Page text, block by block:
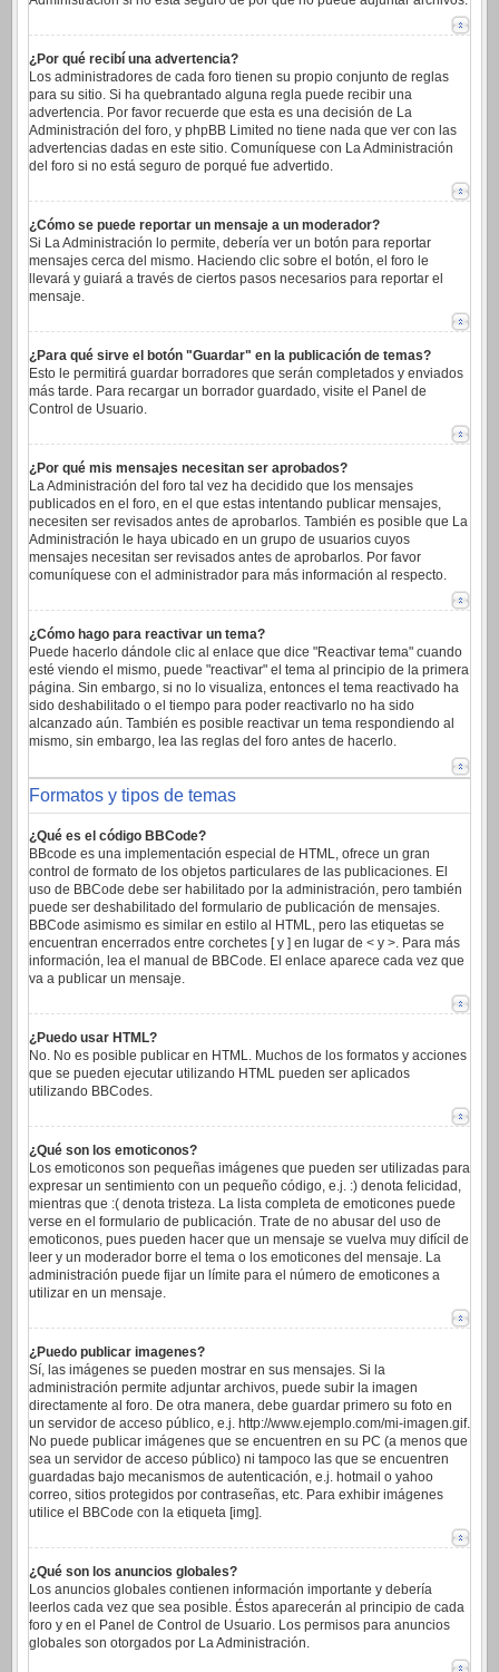
¿Por qué recibí una advertencia?
Los administradores de cada foro tienen su propio conjunto de reglas
para su sitio. Si ha quebrantado alguna regla puede recibir una
advertencia. Por favor recuerde que esta es una decisión de La
Administración del foro, y phpBB Limited no tiene nada que ver con las
advertencias dadas en este sitio. Comuníquese con La Administración
del foro si no está seguro de porqué fue advertido.
¿Cómo se puede reportar un mensaje a un moderador?
Si La Administración lo permite, debería ver un botón para reportar
mensajes cerca del mismo. Haciendo clic sobre el botón, el foro le
llevará y guiará a través de ciertos pasos necesarios para reportar el
mensaje.
¿Para qué sirve el botón "Guardar" en la publicación de temas?
Esto le permitirá guardar borradores que serán completados y enviados
más tarde. Para recargar un borrador guardado, visite el Panel de
Control de Usuario.
¿Por qué mis mensajes necesitan ser aprobados?
La Administración del foro tal vez ha decidido que los mensajes
publicados en el foro, en el que estas intentando publicar mensajes,
necesiten ser revisados antes de aprobarlos. También es posible que La
Administración le haya ubicado en un grupo de usuarios cuyos
mensajes necesitan ser revisados antes de aprobarlos. Por favor
comuníquese con el administrador para más información al respecto.
¿Cómo hago para reactivar un tema?
Puede hacerlo dándole clic al enlace que dice "Reactivar tema" cuando
esté viendo el mismo, puede "reactivar" el tema al principio de la primera
página. Sin embargo, si no lo visualiza, entonces el tema reactivado ha
sido deshabilitado o el tiempo para poder reactivarlo no ha sido
alcanzado aún. También es posible reactivar un tema respondiendo al
mismo, sin embargo, lea las reglas del foro antes de hacerlo.
Formatos y tipos de temas
¿Qué es el código BBCode?
BBcode es una implementación especial de HTML, ofrece un gran
control de formato de los objetos particulares de las publicaciones. El
uso de BBCode debe ser habilitado por la administración, pero también
puede ser deshabilitado del formulario de publicación de mensajes.
BBCode asimismo es similar en estilo al HTML, pero las etiquetas se
encuentran encerrados entre corchetes [ y ] en lugar de < y >. Para más
información, lea el manual de BBCode. El enlace aparece cada vez que
va a publicar un mensaje.
¿Puedo usar HTML?
No. No es posible publicar en HTML. Muchos de los formatos y acciones
que se pueden ejecutar utilizando HTML pueden ser aplicados
utilizando BBCodes.
¿Qué son los emoticonos?
Los emoticonos son pequeñas imágenes que pueden ser utilizadas para
expresar un sentimiento con un pequeño código, e.j. :) denota felicidad,
mientras que :( denota tristeza. La lista completa de emoticones puede
verse en el formulario de publicación. Trate de no abusar del uso de
emoticonos, pues pueden hacer que un mensaje se vuelva muy difícil de
leer y un moderador borre el tema o los emoticones del mensaje. La
administración puede fijar un límite para el número de emoticones a
utilizar en un mensaje.
¿Puedo publicar imagenes?
Sí, las imágenes se pueden mostrar en sus mensajes. Si la
administración permite adjuntar archivos, puede subir la imagen
directamente al foro. De otra manera, debe guardar primero su foto en
un servidor de acceso público, e.j. http://www.ejemplo.com/mi-imagen.gif.
No puede publicar imágenes que se encuentren en su PC (a menos que
sea un servidor de acceso público) ni tampoco las que se encuentren
guardadas bajo mecanismos de autenticación, e.j. hotmail o yahoo
correo, sitios protegidos por contraseñas, etc. Para exhibir imágenes
utilice el BBCode con la etiqueta [img].
¿Qué son los anuncios globales?
Los anuncios globales contienen información importante y debería
leerlos cada vez que sea posible. Éstos aparecerán al principio de cada
foro y en el Panel de Control de Usuario. Los permisos para anuncios
globales son otorgados por La Administración.